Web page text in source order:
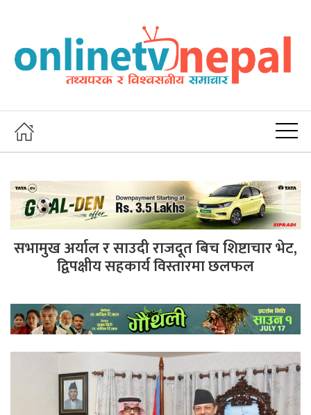
सभामुख अर्याल र साउदी राजदूत बिच शिष्टाचार भेट,
द्विपक्षीय सहकार्य विस्तारमा छलफल